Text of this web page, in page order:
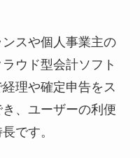
スや個人事業主の
ウド型会計ソフト
理や確定申告をス
、ユーザーの利便
です。